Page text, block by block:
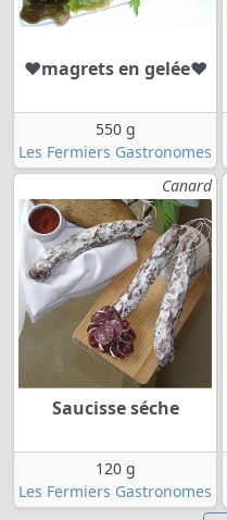
❤magrets en gelée❤
550 g
Les Fermiers Gastronomes
Canard
Saucisse séche
120 g
Les Fermiers Gastronomes